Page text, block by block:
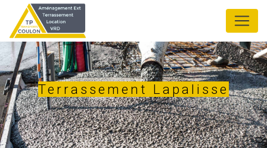
Terrassement Lapalisse
Panneau de gestion des cookies